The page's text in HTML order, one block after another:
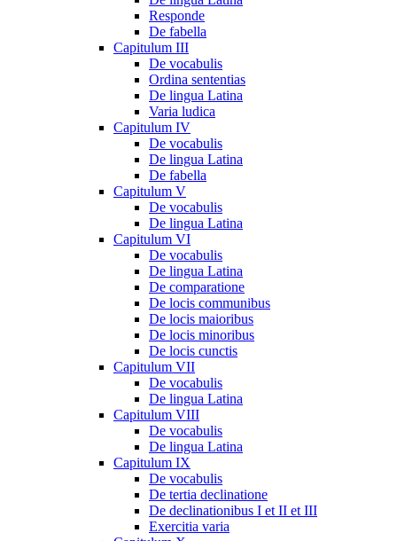
Responde
De fabella
Capitulum III
De vocabulis
Ordina sententias
De lingua Latina
Varia ludica
Capitulum IV
De vocabulis
De lingua Latina
De fabella
Capitulum V
De vocabulis
De lingua Latina
Capitulum VI
De vocabulis
De lingua Latina
De comparatione
De locis communibus
De locis maioribus
De locis minoribus
De locis cunctis
Capitulum VII
De vocabulis
De lingua Latina
Capitulum VIII
De vocabulis
De lingua Latina
Capitulum IX
De vocabulis
De tertia declinatione
De declinationibus I et II et III
Exercitia varia